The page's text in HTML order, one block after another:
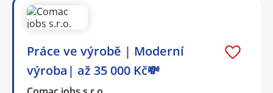
Práce ve výrobě | Moderní
výroba| až 35 000 Kč💸